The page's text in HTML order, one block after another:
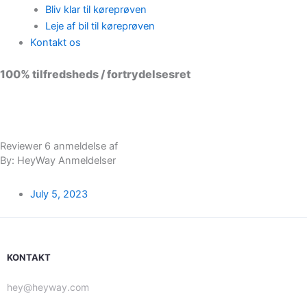
Bliv klar til køreprøven
Leje af bil til køreprøven
Kontakt os
100% tilfredsheds / fortrydelsesret
Reviewer 6 anmeldelse af
By: HeyWay Anmeldelser
July 5, 2023
KONTAKT
hey@heyway.com